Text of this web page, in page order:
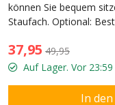
können Sie bequem
Staufach. Optional:
37,95 49,95
Auf Lager. Vor